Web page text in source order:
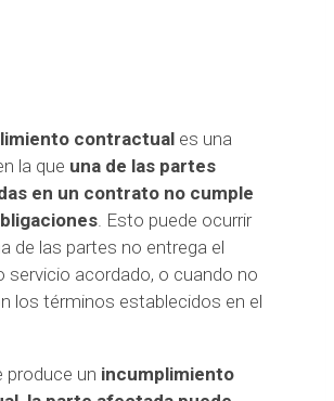
contractual es una
la que una de las partes
en un contrato no cumple
. Esto puede ocurrir
de las partes no entrega el
servicio acordado, o cuando no
los términos establecidos en el
produce un incumplimiento